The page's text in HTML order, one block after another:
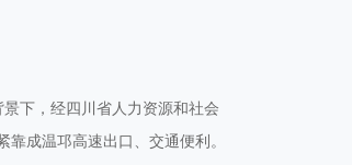
下，经四川省人力资源和社会
成温邛高速出口、交通便利。